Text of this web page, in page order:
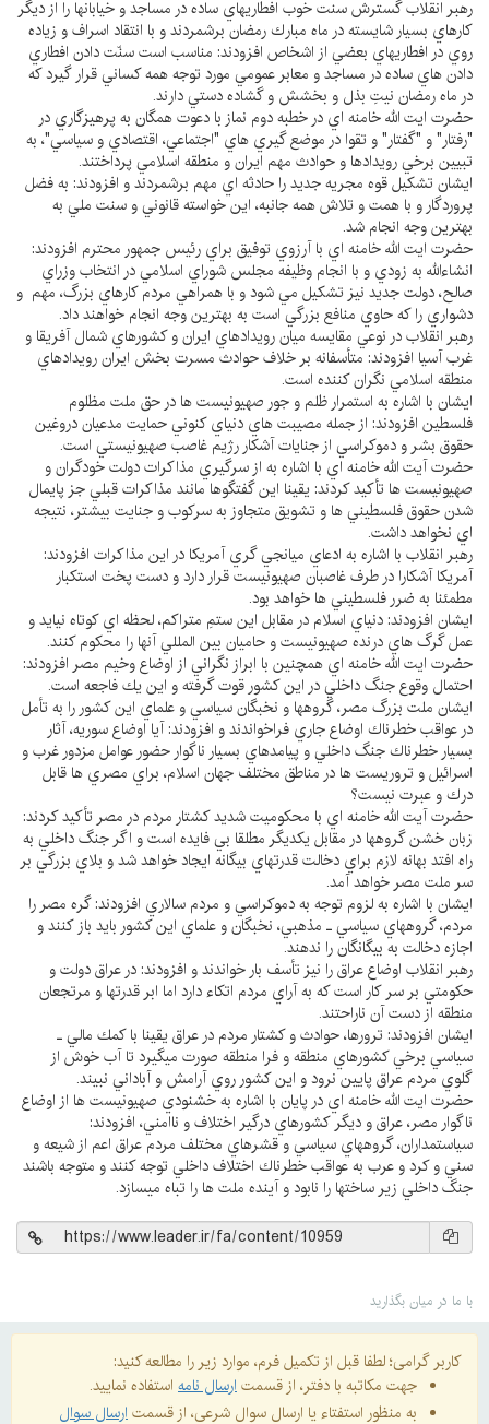
رهبر انقلاب گسترش سنت خوب افطاريهاي ساده در مساجد و خيابانها را از ديگر
كارهاي بسيار شايسته در ماه مبارك رمضان برشمردند و با انتقاد اسراف و زياده
روي در افطاريهاي بعضي از اشخاص افزودند: مناسب است سنّت دادن افطاري
دادن هاي ساده در مساجد و معابر عمومي مورد توجه همه كساني قرار گيرد كه
در ماه رمضان نيتِ بذل و بخشش و گشاده دستي دارند.
حضرت ايت الله خامنه اي در خطبه دوم نماز با دعوت همگان به پرهيزگاري در
"رفتار" و "گفتار" و تقوا در موضع گيري هاي "اجتماعي، اقتصادي و سياسي"،‌ به
تبيين برخي رويدادها و حوادث مهم ايران و منطقه اسلامي پرداختند.
ايشان تشكيل قوه مجريه جديد را حادثه اي مهم برشمردند و افزودند: به فضل
پروردگار و با همت و تلاش همه جانبه، اين خواسته قانوني و سنت ملي به
بهترين وجه انجام شد.
حضرت ايت الله خامنه اي با آرزوي توفيق براي رئيس جمهور محترم افزودند:
انشاءالله به زودي و با انجام وظيفه مجلس شوراي اسلامي در انتخاب وزراي
صالح، دولت جديد نيز تشكيل مي شود و با همراهي مردم كارهاي بزرگ، مهم و
دشواري را كه حاوي منافع بزرگي است به بهترين وجه انجام خواهند داد.
رهبر انقلاب در نوعي مقايسه ميان رويدادهاي ايران و كشورهاي شمال آفريقا و
غرب آسيا افزودند: متأسفانه بر خلاف حوادث مسرت بخش ايران رويدادهاي
منطقه اسلامي نگران كننده است.
ايشان با اشاره به استمرار ظلم و جور صهيونيست ها در حق ملت مظلوم
فلسطين افزودند: از جمله مصيبت هاي دنياي كنوني حمايت مدعيان دروغين
حقوق بشر و دموكراسي از جنايات آشكار رژيم غاصب صهيونيستي است.
حضرت آيت الله خامنه اي با اشاره به از سرگيري مذاكرات دولت خودگران و
صهيونيست ها تأكيد كردند: يقينا اين گفتگوها مانند مذاكرات قبلي جز پايمال
شدن حقوق فلسطيني ها و تشويق متجاوز به سركوب و جنايت بيشتر، نتيجه
اي نخواهد داشت.
رهبر انقلاب با اشاره به ادعاي ميانجي گري آمريكا در اين مذاكرات افزودند:
آمريكا آشكارا در طرف غاصبان صهيونيست قرار دارد و دست پخت استكبار
مطمئنا به ضرر فلسطيني ها خواهد بود.
ايشان افزودند: دنياي اسلام در مقابل اين ستمِ متراكم، لحظه اي كوتاه نيايد و
عمل گرگ هاي درنده صهيونيست و حاميان بين المللي آنها را محكوم كنند.
حضرت ايت الله خامنه اي همچنين با ابراز نگراني از اوضاع وخيم مصر افزودند:
احتمال وقوع جنگ داخلي در اين كشور قوت گرفته و اين يك فاجعه است.
ايشان ملت بزرگ مصر، گروهها و نخبگان سياسي و علماي اين كشور را به تأمل
در عواقب خطرناك اوضاع جاري فراخواندند و افزودند: آيا اوضاع سوريه، آثار
بسيار خطرناك جنگ داخلي و پيامدهاي بسيار ناگوار حضور عوامل مزدور غرب و
اسرائيل و تروريست ها در مناطق مختلف جهان اسلام، براي مصري ها قابل
درك و عبرت نيست؟
حضرت آيت الله خامنه اي با محكوميت شديد كشتار مردم در مصر تأكيد كردند:
زبان خشن گروهها در مقابل يكديگر مطلقا بي فايده است و اگر جنگ داخلي به
راه افتد بهانه لازم براي دخالت قدرتهاي بيگانه ايجاد خواهد شد و بلاي بزرگي بر
سر ملت مصر خواهد آمد.
ايشان با اشاره به لزوم توجه به دموكراسي و مردم سالاري افزودند: گره مصر را
مردم، گروههاي سياسي ـ مذهبي، نخبگان و علماي اين كشور بايد باز كنند و
اجازه دخالت به بيگانگان را ندهند.
رهبر انقلاب اوضاع عراق را نيز تأسف بار خواندند و افزودند: در عراق دولت و
حكومتي بر سر كار است كه به آراي مردم اتكاء دارد اما ابر قدرتها و مرتجعان
منطقه از دست آن ناراحتند.
ايشان افزودند: ترورها، حوادث و كشتار مردم در عراق يقينا با كمك مالي ـ
سياسي برخي كشورهاي منطقه و فرا منطقه صورت ميگيرد تا آب خوش از
گلوي مردم عراق پايين نرود و اين كشور روي آرامش و آباداني نبيند.
حضرت ايت الله خامنه اي در پايان با اشاره به خشنودي صهيونيست ها از اوضاع
ناگوار مصر، عراق و ديگر كشورهاي درگير اختلاف و ناامني، افزودند:
سياستمداران، گروههاي سياسي و قشرهاي مختلف مردم عراق اعم از شيعه و
سني و كرد و عرب به عواقب خطرناك اختلاف داخلي توجه كنند و متوجه باشند
جنگ داخلي زير ساختها را نابود و آينده ملت ها را تباه ميسازد.
با ما در میان بگذارید
کاربر گرامی؛ لطفا قبل از تکمیل فرم، موارد زیر را مطالعه کنید:
جهت مکاتبه با دفتر، از قسمتارسال نامه استفاده نمایید.
به منظور استفتاء یا ارسال سوال شرعی، از قسمتارسال سوال